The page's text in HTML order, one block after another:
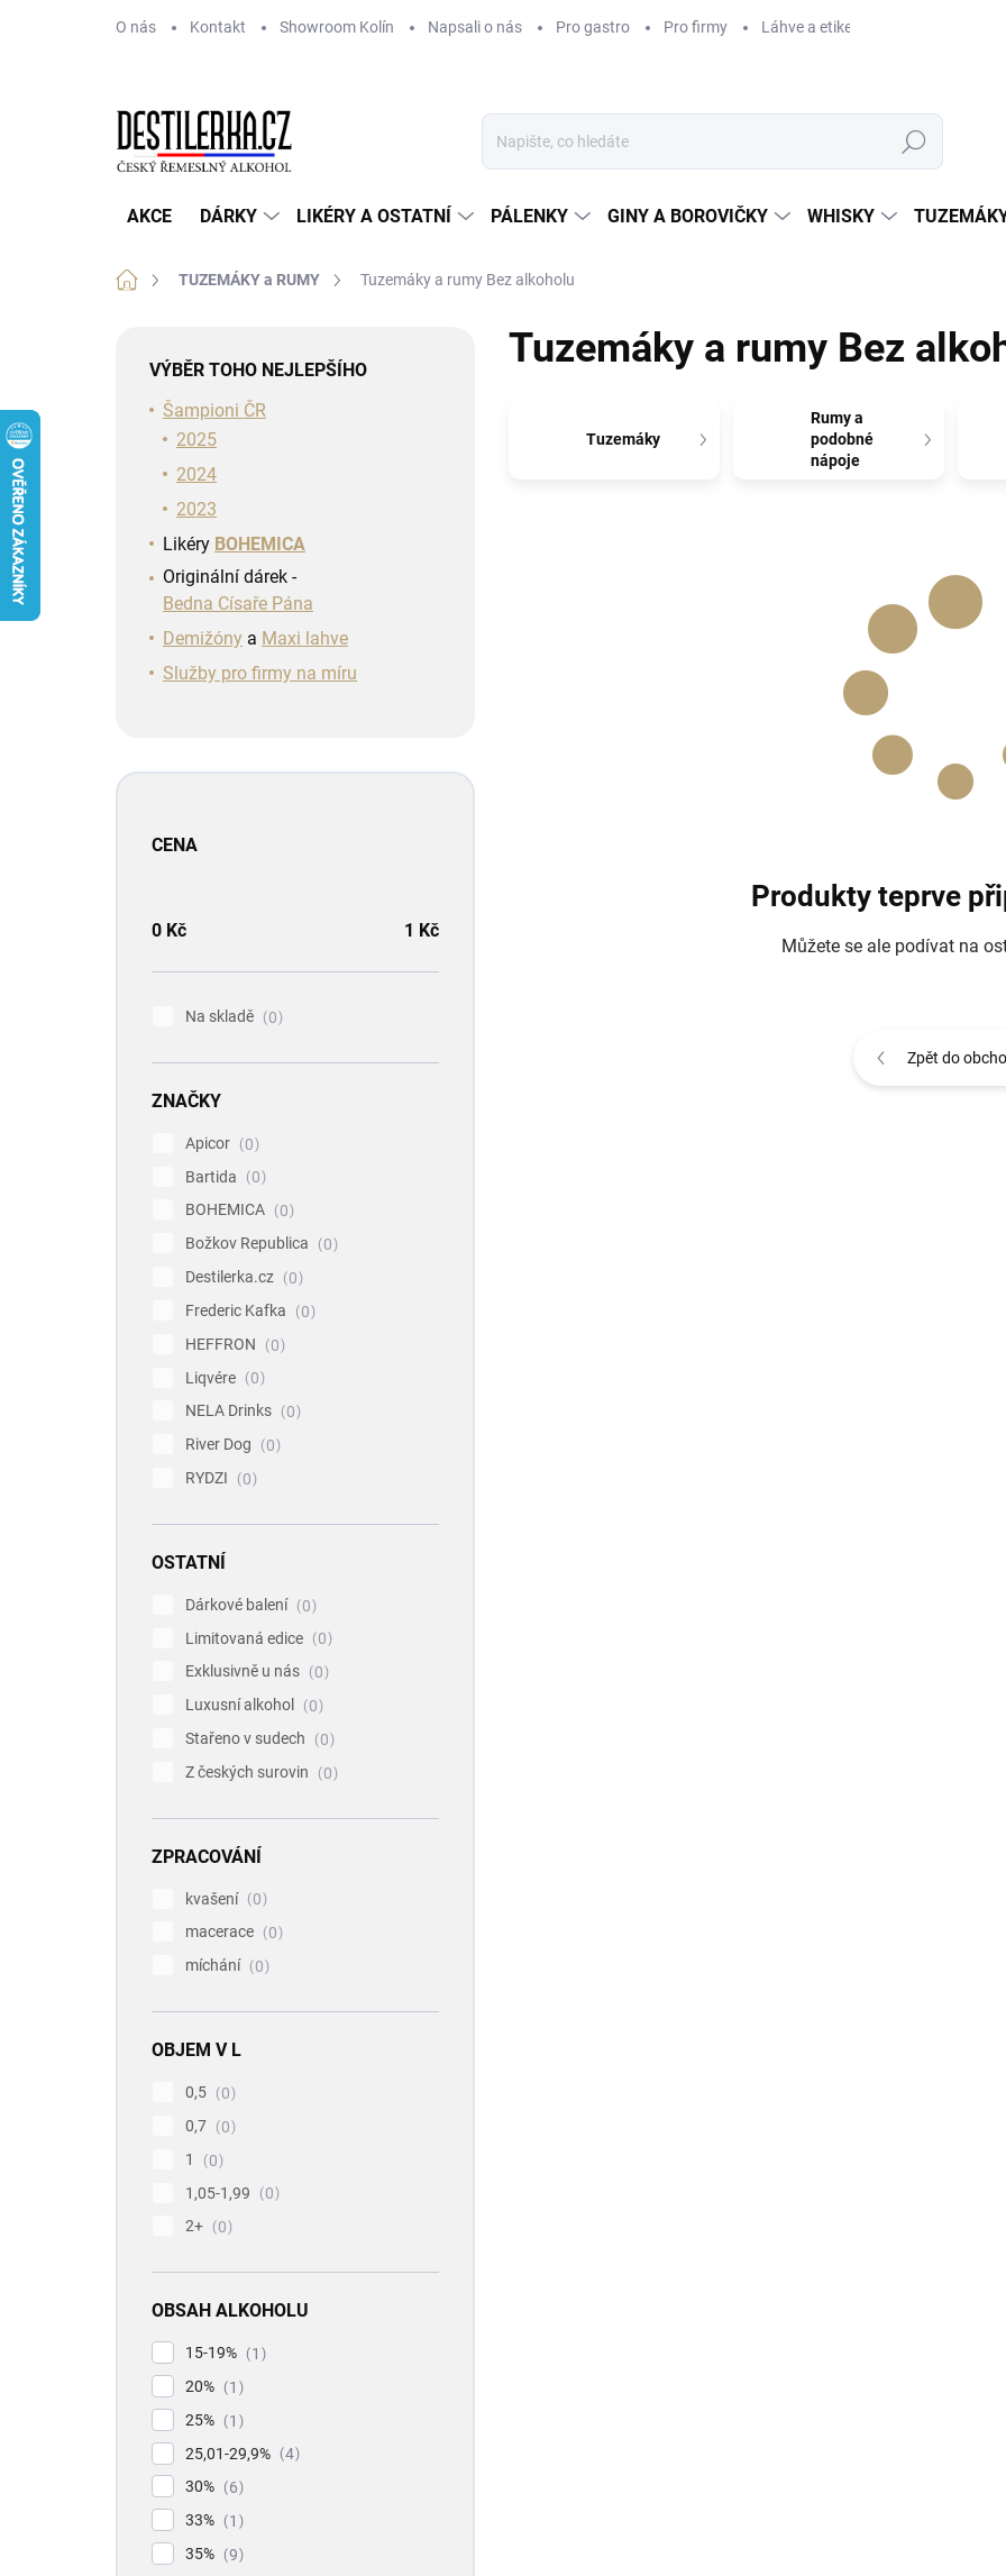
O nás Kontakt Showroom Kolín Napsali o nás Pro gastro Pro firmy Láhve a etikety na míru
Hledat
AKCE DÁRKY LIKÉRY A OSTATNÍ PÁLENKY GINY A BOROVIČKY WHISKY
Domů TUZEMÁKY a RUMY Tuzemáky a rumy Bez alkoholu
VÝBĚR TOHO NEJLEPŠÍHO
Šampioni ČR
2025
2024
2023
Likéry BOHEMICA
Originální dárek -
Bedna Císaře Pána
Demižóny a Maxi lahve
Služby pro firmy na míru
CENA
0 Kč 1 Kč
Na skladě 0
ZNAČKY
Apicor
0
Bartida
0
BOHEMICA
0
Božkov Republica
0
Destilerka.cz
0
Frederic Kafka
0
HEFFRON
0
Liqvére
0
NELA Drinks
0
River Dog
0
RYDZI
0
OSTATNÍ
Dárkové balení
0
Limitovaná edice
0
Exklusivně u nás
0
Luxusní alkohol
0
Stařeno v sudech
0
Z českých surovin
0
ZPRACOVÁNÍ
kvašení
0
macerace
0
míchání
0
OBJEM V L
0,5
0
0,7
0
1
0
1,05-1,99
0
2+
0
OBSAH ALKOHOLU
15-19%
1
20%
1
25%
1
25,01-29,9%
4
30%
6
33%
1
35%
9
Tuzemáky a rumy Bez
Tuzemáky
Rumy a
podobné
nápoje
Produkty teprve
Můžete se ale podívat na
Zpět do